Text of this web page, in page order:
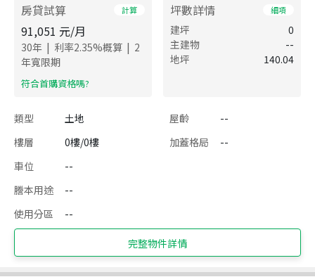
房貸試算 計算
91,051 元/月
30年 | 利率2.35%概算 | 2
年寬限期
​符合首購資格嗎?
坪數詳情 細項
建坪
0
主建物
--
地坪
140.04
類型 土地 屋齡
--
樓層
0樓/0樓 加蓋格局
--
車位
--
謄本用途
--
使用分區
--
完整物件詳情